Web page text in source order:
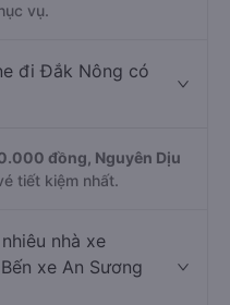
vụ.
đi Đắk Nông có
đồng, Nguyên Dịu
tiết kiệm nhất.
nhà xe
xe An Sương